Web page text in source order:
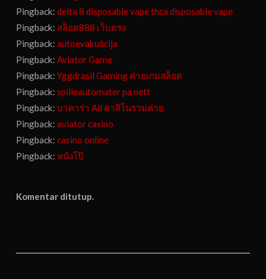
Pingback:delta 8 disposable vape thca disposable vape
Pingback: สล็อต888 เว็บตรง
Pingback:autoevakuācija
Pingback:Aviator Game
Pingback:Yggdrasil Gaming ค่ายเกมสล็อต
Pingback:spilleautomater pa nett
Pingback:บาคาร่า All คาสิโนรวมค่าย
Pingback:aviator casino
Pingback:casino online
Pingback:หนังโป๊
Komentar ditutup.